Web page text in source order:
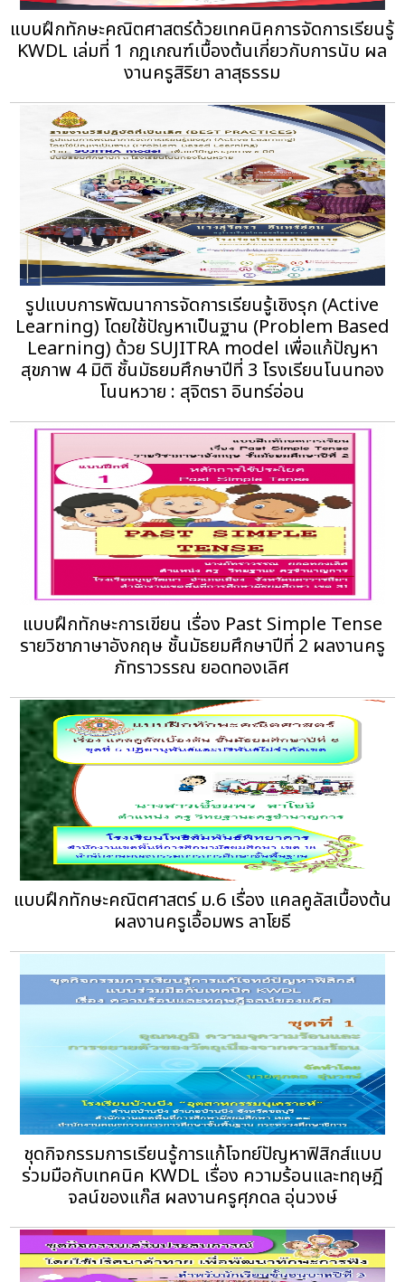
แบบฝึกทักษะคณิตศาสตร์ด้วยเทคนิคการจัดการเรียนรู้
KWDL เล่มที่ 1 กฎเกณฑ์เบื้องต้นเกี่ยวกับการนับ ผล
งานครูสิริยา ลาสุธรรม
รูปแบบการพัฒนาการจัดการเรียนรู้เชิงรุก (Active
Learning) โดยใช้ปัญหาเป็นฐาน (Problem Based
Learning) ด้วย SUJITRA model เพื่อแก้ปัญหา
สุขภาพ 4 มิติ ชั้นมัธยมศึกษาปีที่ 3 โรงเรียนโนนทอง
โนนหวาย : สุจิตรา อินทร์อ่อน
แบบฝึกทักษะการเขียน เรื่อง Past Simple Tense
รายวิชาภาษาอังกฤษ ชั้นมัธยมศึกษาปีที่ 2 ผลงานครู
ภัทราวรรณ ยอดทองเลิศ
แบบฝึกทักษะคณิตศาสตร์ ม.6 เรื่อง แคลคูลัสเบื้องต้น
ผลงานครูเอื้อมพร ลาโยธี
ชุดกิจกรรมการเรียนรู้การแก้โจทย์ปัญหาฟิสิกส์แบบ
ร่วมมือกับเทคนิค KWDL เรื่อง ความร้อนและทฤษฎี
จลน์ของแก๊ส ผลงานครูศุภดล อุ่นวงษ์